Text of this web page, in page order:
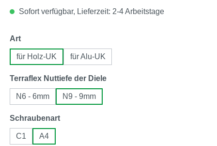
Sofort verfügbar, Lieferzeit: 2-4 Arbeitstage
Artauswählen
für Holz-UK für Alu-UK
Terraflex Nuttiefe der Dieleauswählen
N6 - 6mm N9 - 9mm
Schraubenartauswählen
C1 A4